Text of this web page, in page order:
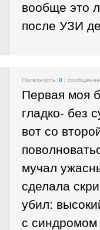
вообще это
после УЗИ
Полезность: 0 |
Первая моя
гладко- без
вот со
мучал
сделала
убил:
с